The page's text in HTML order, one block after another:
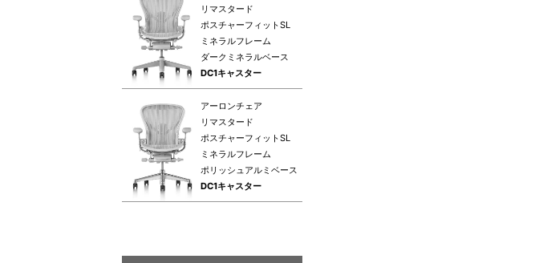
リマスタード
ポスチャーフィットSL
ミネラルフレーム
ダークミネラルベース
DC1キャスター
アーロンチェア
リマスタード
ポスチャーフィットSL
ミネラルフレーム
ポリッシュアルミベース
DC1キャスター